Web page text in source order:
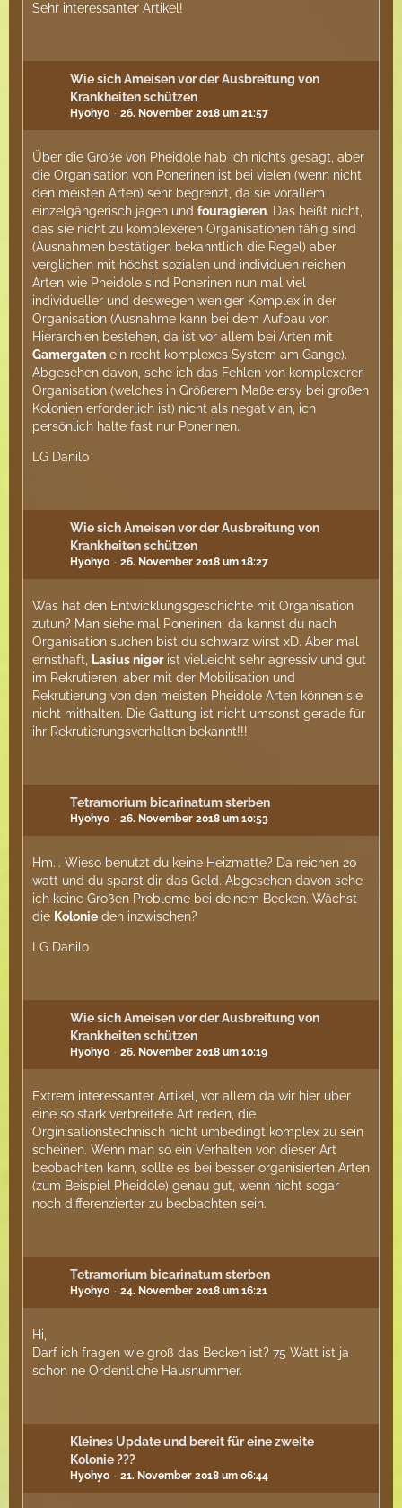
Sehr interessanter Artikel!
Wie sich Ameisen vor der Ausbreitung von
Krankheiten schützen
Hyohyo 26. November 2018 um 21:57
Über die Größe von Pheidole hab ich nichts gesagt, aber
die Organisation von Ponerinen ist bei vielen (wenn nicht
den meisten Arten) sehr begrenzt, da sie vorallem
einzelgängerisch jagen und fouragieren. Das heißt nicht,
das sie nicht zu komplexeren Organisationen fähig sind
(Ausnahmen bestätigen bekanntlich die Regel) aber
verglichen mit höchst sozialen und individuen reichen
Arten wie Pheidole sind Ponerinen nun mal viel
individueller und deswegen weniger Komplex in der
Organisation (Ausnahme kann bei dem Aufbau von
Hierarchien bestehen, da ist vor allem bei Arten mit
Gamergaten ein recht komplexes System am Gange).
Abgesehen davon, sehe ich das Fehlen von komplexerer
Organisation (welches in Größerem Maße ersy bei großen
Kolonien erforderlich ist) nicht als negativ an, ich
persönlich halte fast nur Ponerinen.
LG Danilo
Wie sich Ameisen vor der Ausbreitung von
Krankheiten schützen
Hyohyo 26. November 2018 um 18:27
Was hat den Entwicklungsgeschichte mit Organisation
zutun? Man siehe mal Ponerinen, da kannst du nach
Organisation suchen bist du schwarz wirst xD. Aber mal
ernsthaft,
Lasius nigerist vielleicht sehr agressiv und gut
im Rekrutieren, aber mit der Mobilisation und
Rekrutierung von den meisten Pheidole Arten können sie
nicht mithalten. Die Gattung ist nicht umsonst gerade für
ihr Rekrutierungsverhalten bekannt!!!
Tetramorium bicarinatum sterben
Hyohyo 26. November 2018 um 10:53
Hm... Wieso benutzt du keine Heizmatte? Da reichen 20
watt und du sparst dir das Geld. Abgesehen davon sehe
ich keine Großen Probleme bei deinem Becken. Wächst
die Kolonie den inzwischen?
LG Danilo
Wie sich Ameisen vor der Ausbreitung von
Krankheiten schützen
Hyohyo 26. November 2018 um 10:19
Extrem interessanter Artikel, vor allem da wir hier über
eine so stark verbreitete Art reden, die
Orginisationstechnisch nicht umbedingt komplex zu sein
scheinen. Wenn man so ein Verhalten von dieser Art
beobachten kann, sollte es bei besser organisierten Arten
(zum Beispiel Pheidole) genau gut, wenn nicht sogar
noch differenzierter zu beobachten sein.
Tetramorium bicarinatum sterben
Hyohyo 24. November 2018 um 16:21
Hi,
Darf ich fragen wie groß das Becken ist? 75 Watt ist ja
schon ne Ordentliche Hausnummer.
Kleines Update und bereit für eine zweite
Kolonie ???
Hyohyo 21. November 2018 um 06:44